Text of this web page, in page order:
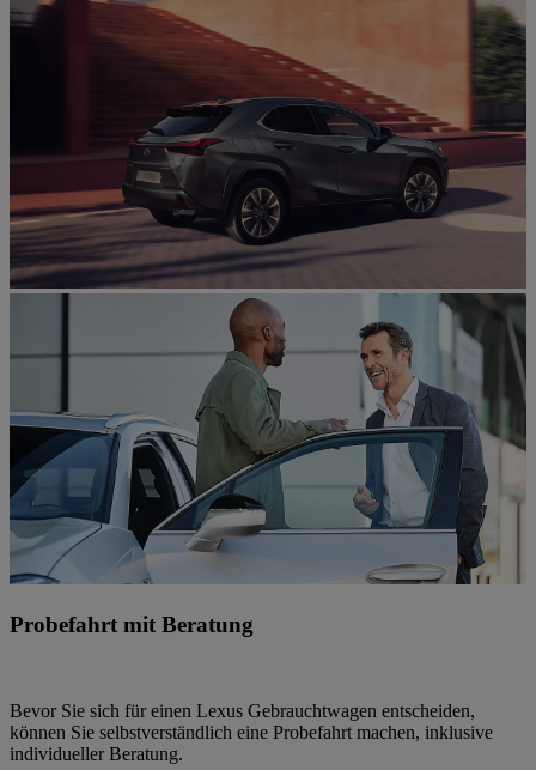
Probefahrt mit Beratung
Bevor Sie sich für einen Lexus Gebrauchtwagen entscheiden,
können Sie selbstverständlich eine Probefahrt machen, inklusive
individueller Beratung.